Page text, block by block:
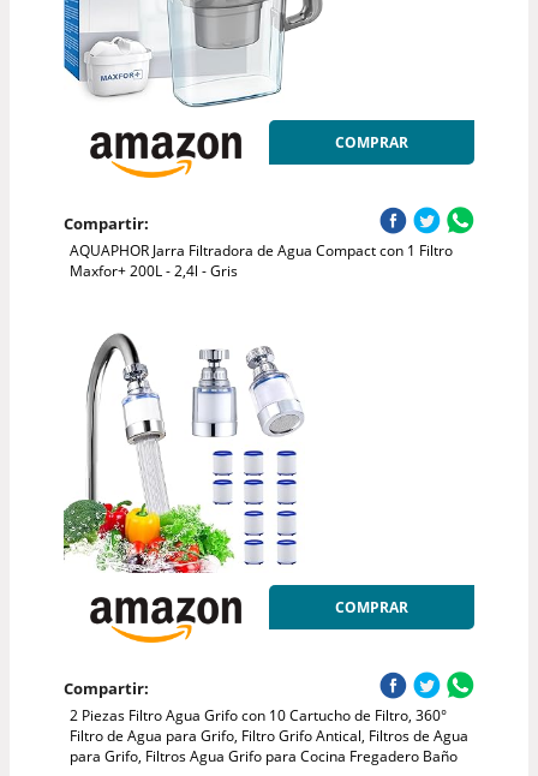
COMPRAR
Compartir:
AQUAPHOR Jarra Filtradora de Agua Compact con 1 Filtro
Maxfor+ 200L - 2,4l - Gris
COMPRAR
Compartir:
2 Piezas Filtro Agua Grifo con 10 Cartucho de Filtro, 360°
Filtro de Agua para Grifo, Filtro Grifo Antical, Filtros de Agua
para Grifo, Filtros Agua Grifo para Cocina Fregadero Baño